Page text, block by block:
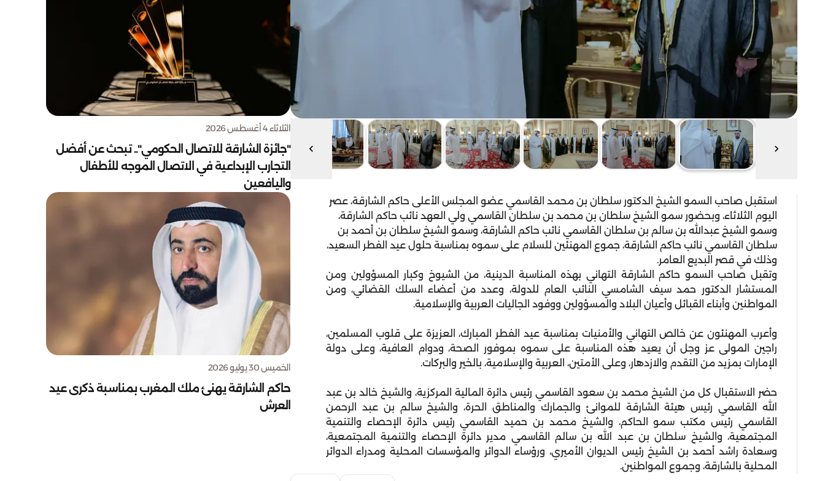
استقبل صاحب السمو الشيخ الدكتور سلطان بن محمد القاسمي عضو المجلس الأعلى حاكم الشارقة، عصر
اليوم الثلاثاء، وبحضور سمو الشيخ سلطان بن محمد بن سلطان القاسمي ولي العهد نائب حاكم الشارقة،
وسمو الشيخ عبدالله بن سالم بن سلطان القاسمي نائب حاكم الشارقة، وسمو الشيخ سلطان بن أحمد بن
سلطان القاسمي نائب حاكم الشارقة، جموع المهنئين للسلام على سموه بمناسبة حلول عيد الفطر السعيد،
وذلك في قصر البديع العامر.
وتقبل صاحب السمو حاكم الشارقة التهاني بهذه المناسبة الدينية، من الشيوخ وكبار المسؤولين ومن
المستشار الدكتور حمد سيف الشامسي النائب العام للدولة، وعدد من أعضاء السلك القضائي، ومن
المواطنين وأبناء القبائل وأعيان البلاد والمسؤولين ووفود الجاليات العربية والإسلامية.
وأعرب المهنئون عن خالص التهاني والأمنيات بمناسبة عيد الفطر المبارك، العزيزة على قلوب المسلمين،
راجين المولى عز وجل أن يعيد هذه المناسبة على سموه بموفور الصحة، ودوام العافية، وعلى دولة
الإمارات بمزيد من التقدم والازدهار، وعلى الأمتين، العربية والإسلامية، بالخير والبركات.
حضر الاستقبال كل من الشيخ محمد بن سعود القاسمي رئيس دائرة المالية المركزية، والشيخ خالد بن عبد
الله القاسمي رئيس هيئة الشارقة للموانئ والجمارك والمناطق الحرة، والشيخ سالم بن عبد الرحمن
القاسمي رئيس مكتب سمو الحاكم، والشيخ محمد بن حميد القاسمي رئيس دائرة الإحصاء والتنمية
المجتمعية، والشيخ سلطان بن عبد الله بن سالم القاسمي مدير دائرة الإحصاء والتنمية المجتمعية،
وسعادة راشد أحمد بن الشيخ رئيس الديوان الأميري، ورؤساء الدوائر والمؤسسات المحلية ومدراء الدوائر
المحلية بالشارقة، وجموع المواطنين.
الثلاثاء 4 أغسطس 2026
"جائزة الشارقة للاتصال الحكومي".. تبحث عن أفضل
التجارب الإبداعية في الاتصال الموجه للأطفال
واليافعين
الخميس 30 يوليو 2026
حاكم الشارقة يهنئ ملك المغرب بمناسبة ذكرى عيد
العرش